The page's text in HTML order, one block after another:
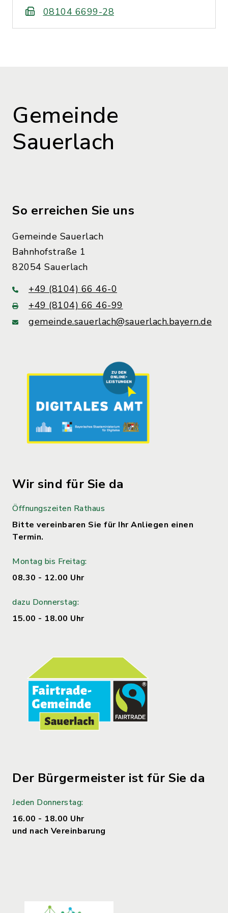
08104 6699-28
Gemeinde
Sauerlach
So erreichen Sie uns
Gemeinde Sauerlach
Bahnhofstraße 1
82054 Sauerlach
+49 (8104) 66 46-0
+49 (8104) 66 46-99
gemeinde.sauerlach@sauerlach.bayern.de
Wir sind für Sie da
Öffnungszeiten Rathaus
Bitte vereinbaren Sie für Ihr Anliegen einen
Termin.
Montag bis Freitag:
08.30 - 12.00 Uhr
dazu Donnerstag:
15.00 - 18.00 Uhr
Der Bürgermeister ist für Sie da
Jeden Donnerstag:
16.00 - 18.00 Uhr
und nach Vereinbarung